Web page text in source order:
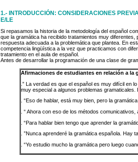
1.- INTRODUCCIÓN: CONSIDERACIONES
E/LE
Si repasamos la historia de la metodología del español
que la gramática ha recibido tratamientos muy
respuesta adecuada a la problemática que plantea. En
competencia lingüística a la vez que practicamos con
tratamiento en el aula de español.
Antes de desarrollar la programación de una clase de
Afirmaciones de estudiantes en relación a la
.” La verdad es que el español es muy difícil en
muy especial a algunos problemas
. “Eso de hablar, está muy bien, pero la
. “ Ahora con eso de los métodos
. “Para hablar bien tengo que aprender la
. ”Nunca aprenderé la gramática española. Hay
. “Yo estudio mucho la gramática pero luego